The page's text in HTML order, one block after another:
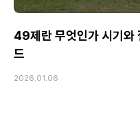
49제란 무엇인가 시기와
드
2026.01.06